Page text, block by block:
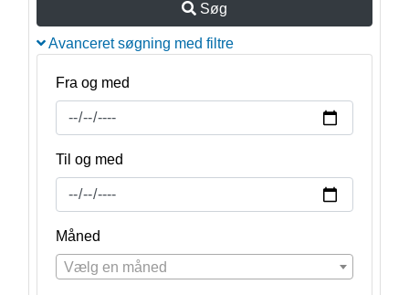
Søg
Avanceret søgning med filtre
Fra og med
Til og med
Måned
Vælg en måned